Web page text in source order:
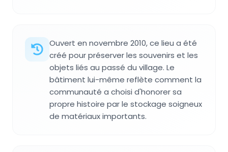
Ouvert en novembre 2010, ce lieu a été
créé pour préserver les souvenirs et les
objets liés au passé du village. Le
bâtiment lui-même reflète comment la
communauté a choisi d'honorer sa
propre histoire par le stockage soigneux
de matériaux importants.